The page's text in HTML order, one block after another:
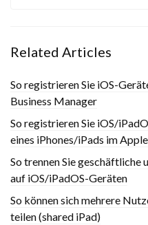
Related Articles
So registrieren Sie iOS-
Business Manager
So registrieren Sie iOS/
eines iPhones/iPads im
So trennen Sie
auf iOS/iPadOS-Geräten
So können sich mehrere
teilen (shared iPad)